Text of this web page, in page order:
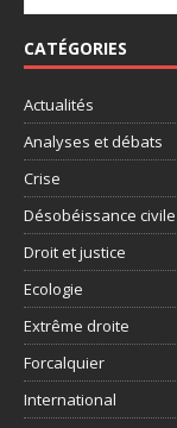
CATÉGORIES
Actualités
Analyses et débats
Crise
Désobéissance civile
Droit et justice
Ecologie
Extrême droite
Forcalquier
International